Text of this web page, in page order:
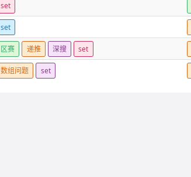
set
set
区赛 递推 深搜 set
数组问题 set